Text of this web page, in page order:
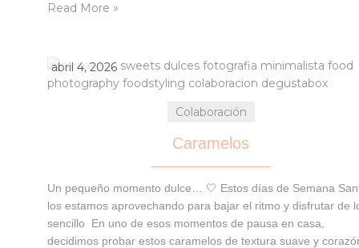
Read More »
abril 4, 2026
Colaboración
Caramelos
Un pequeño momento dulce… 🤍 Estos días de Semana
los estamos aprovechando para bajar el ritmo y disfrutar de
sencillo En uno de esos momentos de pausa en casa,
decidimos probar estos caramelos de textura suave y